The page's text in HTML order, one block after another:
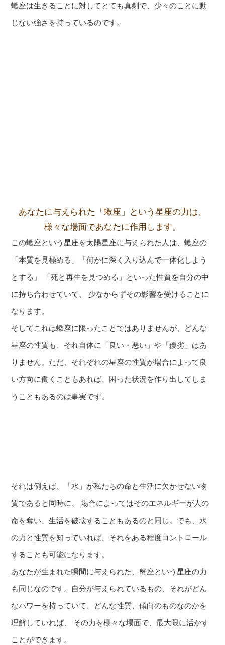
蠍座は生きることに対してとても真剣で、少々のことに動
じない強さを持っているのです。
あなたに与えられた「蠍座」という星座の力は、
様々な場面であなたに作用します。
この蠍座という星座を太陽星座に与えられた人は、蠍座の
「本質を見極める」「何かに深く入り込んで一体化しよう
とする」 「死と再生を見つめる」といった性質を自分の中
に持ち合わせていて、 少なからずその影響を受けることに
なります。
そしてこれは蠍座に限ったことではありませんが、どんな
星座の性質も、それ自体に「良い・悪い」や「優劣」はあ
りません。ただ、それぞれの星座の性質が場合によって良
い方向に働くこともあれば、困った状況を作り出してしま
うこともあるのは事実です。
それは例えば、「水」が私たちの命と生活に欠かせない物
質であると同時に、 場合によってはそのエネルギーが人の
命を奪い、生活を破壊することもあるのと同じ。でも、水
の力と性質を知っていれば、それをある程度コントロール
することも可能になります。
あなたが生まれた瞬間に与えられた、蟹座という星座の力
も同じなのです。自分が与えられているもの、それがどん
なパワーを持っていて、どんな性質、傾向のものなのかを
理解していれば、 その力を様々な場面で、最大限に活かす
ことができます。